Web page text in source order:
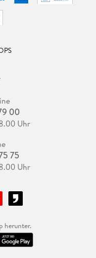
00
Uhr
75
Uhr
herunter.